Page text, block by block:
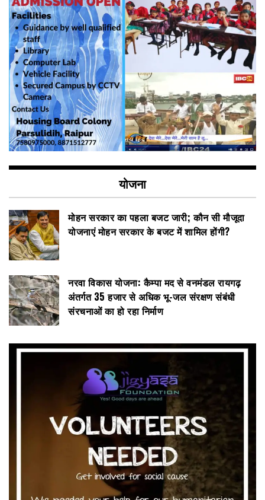
योजना
मोहन सरकार का पहला बजट जारी; कौन सी मौजूदा
योजनाएं मोहन सरकार के बजट में शामिल होंगी?
नरवा विकास योजना: कैम्पा मद से वनमंडल रायगढ़
अंतर्गत 35 हजार से अधिक भू-जल संरक्षण संबंधी
संरचनाओं का हो रहा निर्माण